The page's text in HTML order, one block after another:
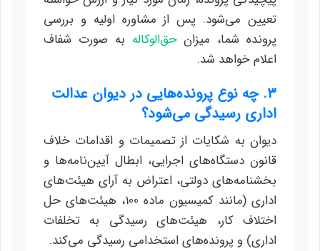
تعیین می‌شود. پس از مشاوره اولیه و بررسی
پرونده شما، میزانحق‌الوکاله به صورت شفاف
اعلام خواهد شد.
۳. چه نوع پرونده‌هایی در دیوان عدالت
اداری رسیدگی می‌شود؟
دیوان به شکایات از تصمیمات و اقدامات خلاف
قانون دستگاه‌های اجرایی، ابطال آیین‌نامه‌ها و
بخشنامه‌های دولتی، اعتراض به آرای هیئت‌های
اداری (مانند کمیسیون ماده 100، هیئت‌های حل
اختلاف کار، هیئت‌های رسیدگی به تخلفات
اداری) و پرونده‌های استخدامی رسیدگی می‌کند.